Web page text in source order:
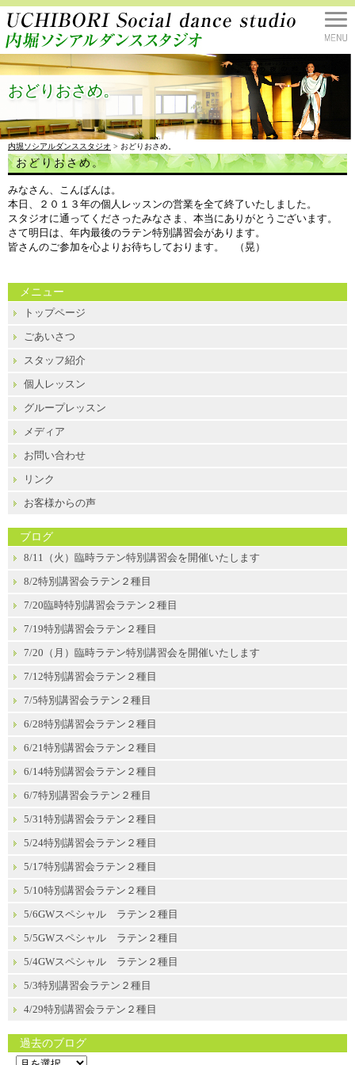
おどりおさめ。
内堀ソシアルダンススタジオ > おどりおさめ。
おどりおさめ。
みなさん、こんばんは。
本日、２０１３年の個人レッスンの営業を全て終了いたしました。
スタジオに通ってくださったみなさま、本当にありがとうございます。
さて明日は、年内最後のラテン特別講習会があります。
皆さんのご参加を心よりお待ちしております。 （晃）
メニュー
トップページ
ごあいさつ
スタッフ紹介
個人レッスン
グループレッスン
メディア
お問い合わせ
リンク
お客様からの声
ブログ
8/11（火）臨時ラテン特別講習会を開催いたします
8/2特別講習会ラテン２種目
7/20臨時特別講習会ラテン２種目
7/19特別講習会ラテン２種目
7/20（月）臨時ラテン特別講習会を開催いたします
7/12特別講習会ラテン２種目
7/5特別講習会ラテン２種目
6/28特別講習会ラテン２種目
6/21特別講習会ラテン２種目
6/14特別講習会ラテン２種目
6/7特別講習会ラテン２種目
5/31特別講習会ラテン２種目
5/24特別講習会ラテン２種目
5/17特別講習会ラテン２種目
5/10特別講習会ラテン２種目
5/6GWスペシャル ラテン２種目
5/5GWスペシャル ラテン２種目
5/4GWスペシャル ラテン２種目
5/3特別講習会ラテン２種目
4/29特別講習会ラテン２種目
過去のブログ
過